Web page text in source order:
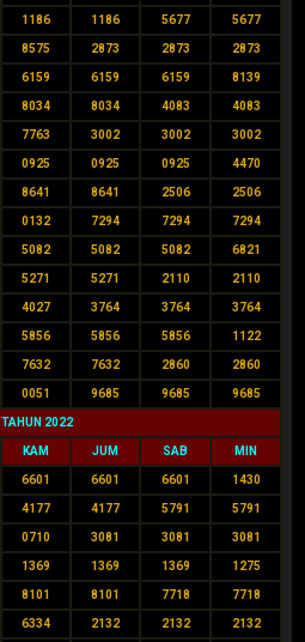
1186 1186 5677 5677
8575 2873 2873 2873
6159 6159 6159 8139
8034 8034 4083 4083
7763 3002 3002 3002
0925 0925 0925 4470
8641 8641 2506 2506
0132 7294 7294 7294
5082 5082 5082 6821
5271 5271 2110 2110
4027 3764 3764 3764
5856 5856 5856 1122
7632 7632 2860 2860
0051 9685 9685 9685
TAHUN 2022
KAM JUM SAB MIN
6601 6601 6601 1430
4177 4177 5791 5791
0710 3081 3081 3081
1369 1369 1369 1275
8101 8101 7718 7718
6334 2132 2132 2132